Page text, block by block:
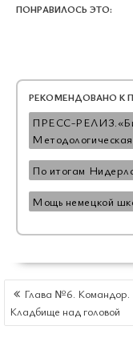
ПОНРАВИЛОСЬ ЭТО:
РЕКОМЕНДОВАНО К
ПРЕСС-
По итогам
Мощь немецкой
НАВИГАЦИЯ
ПО
ЗАПИСЯМ
Глава №6. Командор.
Кладбище над головой